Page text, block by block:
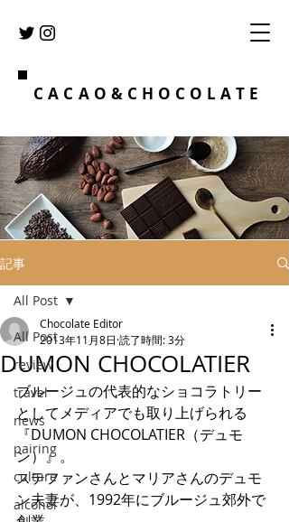
CACAO&CHOCOLATE
記事
All Post
review
travel
news
pairing
culture
alcohol
All Post
DUMON CHOCOLATIER
Chocolate Editor
2013年11月8日 読了時間: 3分
ブルージュの代表的なショコラトリー
としてメディアでも取り上げられる
『DUMON CHOCOLATIER（デュモ
ン）』。
ステファンさんとマリアさんのデュモ
ン夫妻が、1992年にブルージュ郊外で